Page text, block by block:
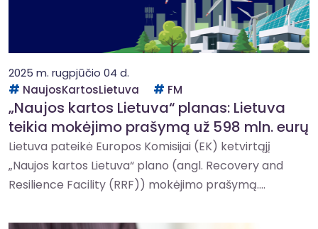
2025 m. rugpjūčio 04 d.
NaujosKartosLietuva
FM
„Naujos kartos Lietuva“ planas: Lietuva
teikia mokėjimo prašymą už 598 mln. eurų
Lietuva pateikė Europos Komisijai (EK) ketvirtąjį
„Naujos kartos Lietuva“ plano (angl. Recovery and
Resilience Facility (RRF)) mokėjimo prašymą....